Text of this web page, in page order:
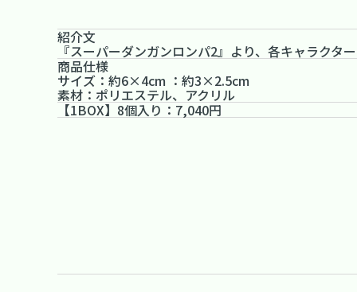
紹介文
『スーパーダンガンロンパ2』より、各キャラクタ
商品仕様
サイズ：約6×4cm ：約3×2.5cm
素材：ポリエステル、アクリル
【1BOX】8個入り：7,040円